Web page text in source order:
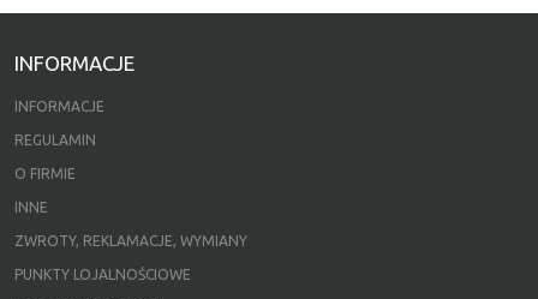
INFORMACJE
INFORMACJE
REGULAMIN
O FIRMIE
INNE
ZWROTY, REKLAMACJE, WYMIANY
PUNKTY LOJALNOŚCIOWE